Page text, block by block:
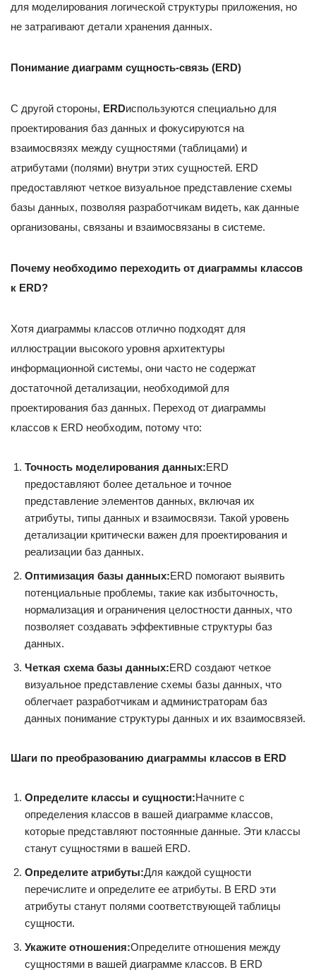
для моделирования логической структуры приложения, но
не затрагивают детали хранения данных.
Понимание диаграмм сущность-связь (ERD)
С другой стороны, ERDиспользуются специально для
проектирования баз данных и фокусируются на
взаимосвязях между сущностями (таблицами) и
атрибутами (полями) внутри этих сущностей. ERD
предоставляют четкое визуальное представление схемы
базы данных, позволяя разработчикам видеть, как данные
организованы, связаны и взаимосвязаны в системе.
Почему необходимо переходить от диаграммы классов
к ERD?
Хотя диаграммы классов отлично подходят для
иллюстрации высокого уровня архитектуры
информационной системы, они часто не содержат
достаточной детализации, необходимой для
проектирования баз данных. Переход от диаграммы
классов к ERD необходим, потому что:
Точность моделирования данных:ERD
предоставляют более детальное и точное
представление элементов данных, включая их
атрибуты, типы данных и взаимосвязи. Такой уровень
детализации критически важен для проектирования и
реализации баз данных.
Оптимизация базы данных:ERD помогают выявить
потенциальные проблемы, такие как избыточность,
нормализация и ограничения целостности данных, что
позволяет создавать эффективные структуры баз
данных.
Четкая схема базы данных:ERD создают четкое
визуальное представление схемы базы данных, что
облегчает разработчикам и администраторам баз
данных понимание структуры данных и их взаимосвязей.
Шаги по преобразованию диаграммы классов в ERD
Определите классы и сущности:Начните с
определения классов в вашей диаграмме классов,
которые представляют постоянные данные. Эти классы
станут сущностями в вашей ERD.
Определите атрибуты:Для каждой сущности
перечислите и определите ее атрибуты. В ERD эти
атрибуты станут полями соответствующей таблицы
сущности.
Укажите отношения:Определите отношения между
сущностями в вашей диаграмме классов. В ERD